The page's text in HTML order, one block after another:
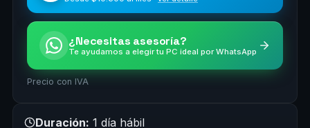
¿Necesitas asesoría?
Te ayudamos a elegir tu PC ideal por WhatsApp
Precio con IVA
Duración: 1 día hábil